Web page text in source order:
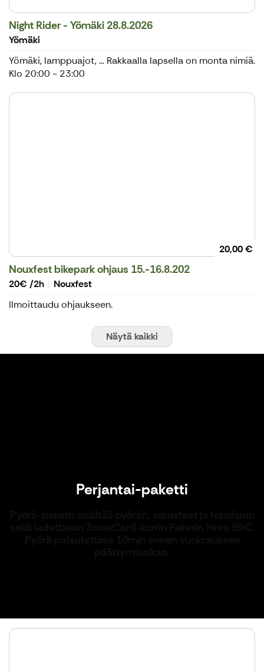
Night Rider - Yömäki 28.8.2026
Yömäki
Yömäki, lamppuajot, ... Rakkaalla lapsella on monta nimiä.
Klo 20:00 - 23:00
20,00 €
Nouxfest bikepark ohjaus 15.-16.8.202
20€ /2h
Nouxfest
Ilmoittaudu ohjaukseen.
Näytä kaikki
Perjantai-paketti